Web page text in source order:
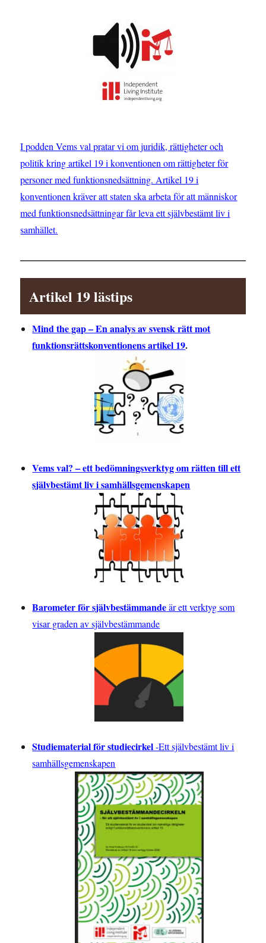
I podden Vems val pratar vi om juridik, rättigheter och
politik kring artikel 19 i konventionen om rättigheter för
personer med funktionsnedsättning. Artikel 19 i
konventionen kräver att staten ska arbeta för att människor
med funktionsnedsättningar får leva ett självbestämt liv i
samhället.
Artikel 19 lästips
Mind the gap – En analys av svensk rätt mot
funktionsrättskonventionens artikel 19.
Vems val? – ett bedömningsverktyg om rätten till ett
självbestämt liv i samhällsgemenskapen
Barometer för självbestämmandeär ett verktyg som
visar graden av självbestämmande
Studiematerial för studiecirkel-Ett självbestämt liv i
samhällsgemenskapen